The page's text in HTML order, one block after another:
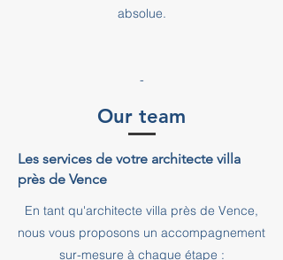
absolue.
-
Our team
Les services de votre architecte villa
près de Vence
En tant qu'architecte villa près de Vence,
nous vous proposons un accompagnement
sur-mesure à chaque étape :